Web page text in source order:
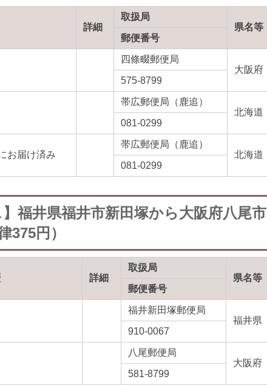
詳細
取扱局
県名等
郵便番号
四條畷郵便局
大阪府
575-8799
帯広郵便局（鹿追）
北海道
081-0299
お届け済み
帯広郵便局（鹿追）
北海道
081-0299
福井県福井市新田塚から大阪府八尾市
375円）
詳細
取扱局
県名等
郵便番号
福井新田塚郵便局
福井県
910-0067
八尾郵便局
大阪府
581-8799